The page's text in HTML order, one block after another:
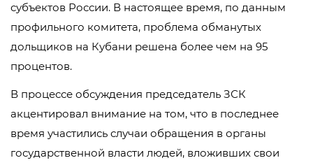
субъектов России. В настоящее время, по данным
профильного комитета, проблема обманутых
дольщиков на Кубани решена более чем на 95
процентов.
В процессе обсуждения председатель ЗСК
акцентировал внимание на том, что в последнее
время участились случаи обращения в органы
государственной власти людей, вложивших свои